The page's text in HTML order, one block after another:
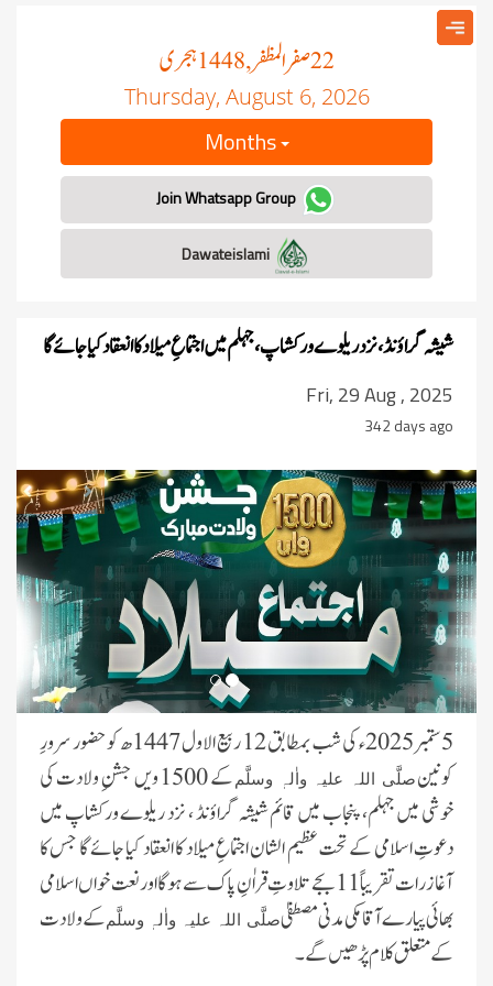
22صفر المظفر, 1448 ہجری
Thursday, August 6, 2026
Months
Join Whatsapp Group
شیشہ گراؤنڈ ، نزد ریلوے ورکشاپ، جہلم میںاجتماعِ میلاد کا انعقاد کیا جائے گا
Fri, 29 Aug , 2025
342 days ago
Next
5 ستمبر 2025ء کی شب بمطابق 12 ربیع الاول 1447ھ کو حضور سرورِ
کونینصلَّی اللہ علیہ واٰلہٖ وسلَّم
کے 1500 ویں جشنِ ولادت کی
خوشی میں جہلم، پنجاب میں قائم شیشہ گراؤنڈ ، نزد ریلوے ورکشاپ میں
دعوتِ اسلامی کے تحت عظیم الشان اجتماعِ میلاد کا انعقاد کیا جائے گا جس کا
آغاز رات تقریباً 11 بجے تلاوتِ قراٰنِ پاک سے ہوگا اور نعت خواں اسلامی
بھائی پیارے آقا مکی مدنی مصطفیٰصلَّی اللہ علیہ واٰلہٖ وسلَّمکے ولادت
کے متعلق کلام پڑھیں گے۔
اسلام آباد میں معروف شخصیات کے
لیے سیکھنے سکھانے کے حلقے کا انعقاد